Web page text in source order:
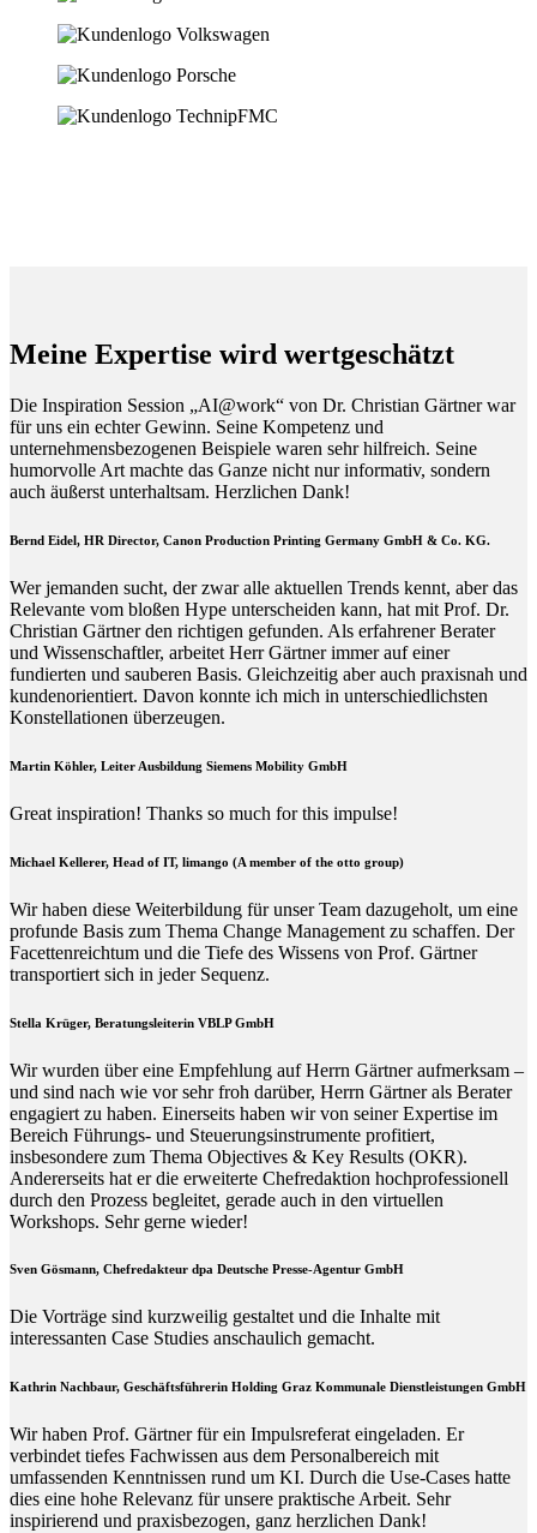
Meine Expertise wird wertgeschätzt
Die Inspiration Session „AI@work“ von Dr. Christian Gärtner war
für uns ein echter Gewinn. Seine Kompetenz und
unternehmensbezogenen Beispiele waren sehr hilfreich. Seine
humorvolle Art machte das Ganze nicht nur informativ, sondern
auch äußerst unterhaltsam. Herzlichen Dank!
Bernd Eidel, HR Director, Canon Production Printing Germany GmbH & Co. KG.
Wer jemanden sucht, der zwar alle aktuellen Trends kennt, aber das
Relevante vom bloßen Hype unterscheiden kann, hat mit Prof. Dr.
Christian Gärtner den richtigen gefunden. Als erfahrener Berater
und Wissenschaftler, arbeitet Herr Gärtner immer auf einer
fundierten und sauberen Basis. Gleichzeitig aber auch praxisnah und
kundenorientiert. Davon konnte ich mich in unterschiedlichsten
Konstellationen überzeugen.
Martin Köhler, Leiter Ausbildung Siemens Mobility GmbH
Great inspiration! Thanks so much for this impulse!
Michael Kellerer, Head of IT, limango (A member of the otto group)
Wir haben diese Weiterbildung für unser Team dazugeholt, um eine
profunde Basis zum Thema Change Management zu schaffen. Der
Facettenreichtum und die Tiefe des Wissens von Prof. Gärtner
transportiert sich in jeder Sequenz.
Stella Krüger, Beratungsleiterin VBLP GmbH
Wir wurden über eine Empfehlung auf Herrn Gärtner aufmerksam –
und sind nach wie vor sehr froh darüber, Herrn Gärtner als Berater
engagiert zu haben. Einerseits haben wir von seiner Expertise im
Bereich Führungs- und Steuerungsinstrumente profitiert,
insbesondere zum Thema Objectives & Key Results (OKR).
Andererseits hat er die erweiterte Chefredaktion hochprofessionell
durch den Prozess begleitet, gerade auch in den virtuellen
Workshops. Sehr gerne wieder!
Sven Gösmann, Chefredakteur dpa Deutsche Presse-Agentur GmbH
Die Vorträge sind kurzweilig gestaltet und die Inhalte mit
interessanten Case Studies anschaulich gemacht.
Kathrin Nachbaur, Geschäftsführerin Holding Graz Kommunale Dienstleistungen GmbH
Wir haben Prof. Gärtner für ein Impulsreferat eingeladen. Er
verbindet tiefes Fachwissen aus dem Personalbereich mit
umfassenden Kenntnissen rund um KI. Durch die Use-Cases hatte
dies eine hohe Relevanz für unsere praktische Arbeit. Sehr
inspirierend und praxisbezogen, ganz herzlichen Dank!